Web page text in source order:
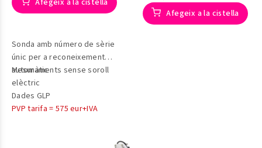
Afegeix a la cistella
Sonda amb número de sèrie
únic per a reconeixement
automàtic
Mesuraments sense soroll
elèctric
Dades GLP
PVP tarifa = 575 eur+IVA
Afegeix a la cistella